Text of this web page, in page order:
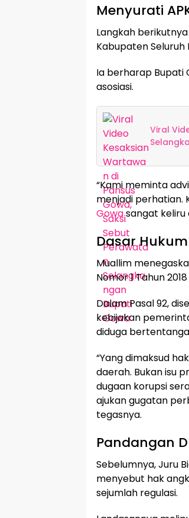
Menyurati
Langkah
Kabupaten Seluruh
Ia berharap Bupati
asosiasi.
Viral
“Kami meminta
menjadi perhatian.
Gowasangat keliru
Dasar
Muallim
Nomor 1 Tahun
Dalam Pasal 92,
kebijakan
diduga
“Yang dimaksud
daerah. Bukan isu
dugaan korupsi
ajukan gugatan
tegasnya.
Pandangan
Sebelumnya, Juru
menyebut hak
sejumlah regulasi.